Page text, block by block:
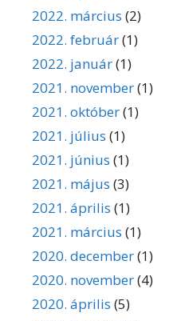
2022. március (2)
2022. február(1)
2022. január(1)
2021. november(1)
2021. október(1)
2021. július (1)
2021. június (1)
2021. május (3)
2021. április (1)
2021. március (1)
2020. december(1)
2020. november(4)
2020. április (5)